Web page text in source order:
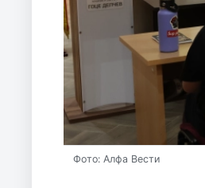
Фото: Алфа Вести